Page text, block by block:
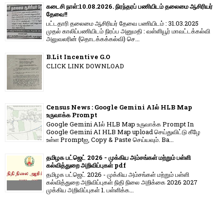
கடைசி நாள்:10.08.2026. நிரந்தரப் பணியிடம் தலைமை ஆசிரியர்
தேவை!!
பட்டதாரி தலைமை ஆசிரியர் தேவை பணியிடம் : 31.03.2025
முதல் காலிப்பணியிடம் நிரப்ப அனுமதி : வள்ளியூர் மாவட்டக்கல்வி
அலுவலரின் (தொடக்கக்கல்வி) செ...
B.Lit Incentive G.O
CLICK LINK DOWNLOAD
Census News : Google Gemini AIல் HLB Map
உருவாக்க Prompt
Google Gemini AIல் HLB Map உருவாக்க Prompt In
Google Gemini AI HLB Map upload செய்துவிட்டு கீழே
உள்ள Promptஐ, Copy & Paste செய்யவும். Ba...
தமிழக பட்ஜெட் 2026 - முக்கிய அம்சங்கள் மற்றும் பள்ளி
கல்வித்துறை அறிவிப்புகள் pdf
தமிழக பட்ஜெட் 2026 - முக்கிய அம்சங்கள் மற்றும் பள்ளி
கல்வித்துறை அறிவிப்புகள் நிதி நிலை அறிக்கை 2026 2027
முக்கிய அறிவிப்புகள் 1. பள்ளிக்க...